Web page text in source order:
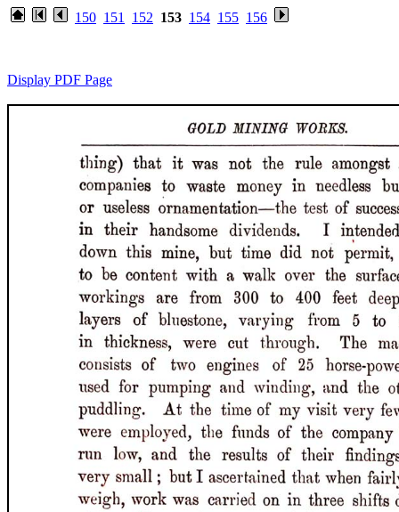
150 151 152 153 154 155 156
Display PDF Page